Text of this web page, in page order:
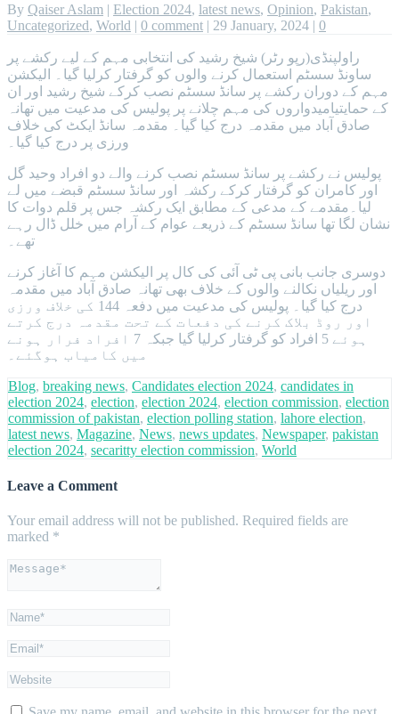
By Qaiser Aslam | Election 2024, latest news, Opinion, Pakistan,
Uncategorized, World | 0 comment | 29 January, 2024 | 0
راولپنڈی(رپو رٹر) شیخ رشید کی انتخابی مہم کے لیے رکشے پر
ساونڈ سسٹم استعمال کرنے والوں کو گرفتار کرلیا گیا۔ الیکشن
مہم کے دوران رکشے پر سانڈ سسٹم نصب کرکے شیخ رشید اور ان
کے حمایتیامیدواروں کی مہم چلانے پر پولیس کی مدعیت میں تھانہ
صادق آباد میں مقدمہ درج کیا گیا۔ مقدمہ سانڈ ایکٹ کی خلاف
ورزی پر درج کیا گیا۔
پولیس نے رکشے پر سانڈ سسٹم نصب کرنے والے دو افراد وحید گل
اور کامران کو گرفتار کرکے رکشہ اور سانڈ سسٹم قبضے میں لے
لیا۔مقدمے کے مدعی کے مطابق ایک رکشہ جس پر قلم دوات کا
نشان لگا تھا سانڈ سسٹم کے ذریعے عوام کے آرام میں خلل ڈال رہے
تھے۔
دوسری جانب بانی پی ٹی آئی کی کال پر الیکشن مہم کا آغاز کرنے
اور ریلیاں نکالنے والوں کے خلاف بھی تھانہ صادق آباد میں مقدمہ
درج کیا گیا۔ پولیس کی مدعیت میں دفعہ 144 کی خلاف ورزی
اور روڈ بلاک کرنے کی دفعات کے تحت مقدمہ درج کرتے
ہوئے 5 افراد کو گرفتار کرلیا گیا جبکہ 7 افراد فرار ہونے
میں کامیاب ہوگئے۔
Blog, breaking news, Candidates election 2024, candidates in
election 2024, election, election 2024, election commission, election
commission of pakistan, election polling station, lahore election,
latest news, Magazine, News, news updates, Newspaper, pakistan
election 2024, secaritty election commission, World
Leave a Comment
Your email address will not be published. Required fields are
marked *